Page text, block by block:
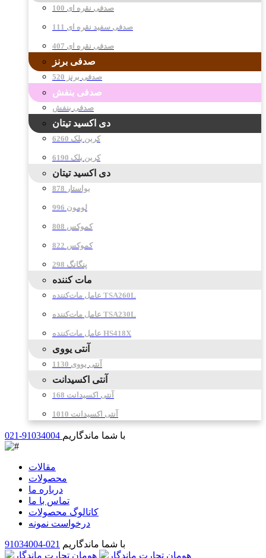
صدفی نقره ای 100
صدفی سفید نقره ای 111
صدفی نقره ای 407
صدفی برنز
صدفی برنز 520
صدفی بنفش
صدفی بنفش
دی اکسید تیتان
کربن بلک 6260
کربن بلک 6190
دی اکسید تیتان
878 بواستار
996 لومون
808 کموکس
822 کموکس
298 پنگانگ
مات کننده
عامل مات‌کننده TSA260L
عامل مات‌کننده TSA230L
عامل مات‌کننده HS418X
آنتی یووی
آنتی یووی 1130
آنتی اکسیدانت
آنتی اکسیدانت 168
آنتی اکسیدانت 1010
021-91034004 با شما ماندگاریم
مقالات
محصولات
درباره ما
تماس با ما
کاتالوگ محصولات
درخواست نمونه
با شما ماندگاریم 021-91034004